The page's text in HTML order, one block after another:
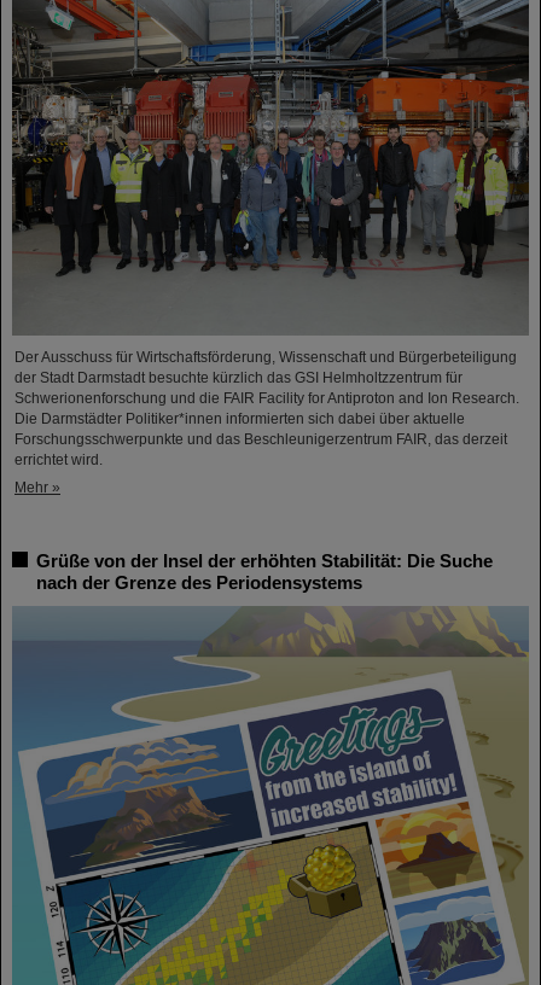
Der Ausschuss für Wirtschaftsförderung, Wissenschaft und Bürgerbeteiligung
der Stadt Darmstadt besuchte kürzlich das GSI Helmholtzzentrum für
Schwerionenforschung und die FAIR Facility for Antiproton and Ion Research.
Die Darmstädter Politiker*innen informierten sich dabei über aktuelle
Forschungsschwerpunkte und das Beschleunigerzentrum FAIR, das derzeit
errichtet wird.
Mehr »
Grüße von der Insel der erhöhten Stabilität: Die Suche
nach der Grenze des Periodensystems